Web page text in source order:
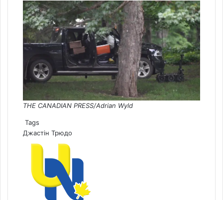
THE CANADIAN PRESS/Adrian Wyld
Tags
Джастін Трюдо